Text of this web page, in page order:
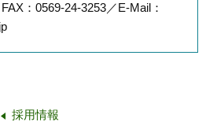
：0569‐24‐3253／E-Mail：
採用情報